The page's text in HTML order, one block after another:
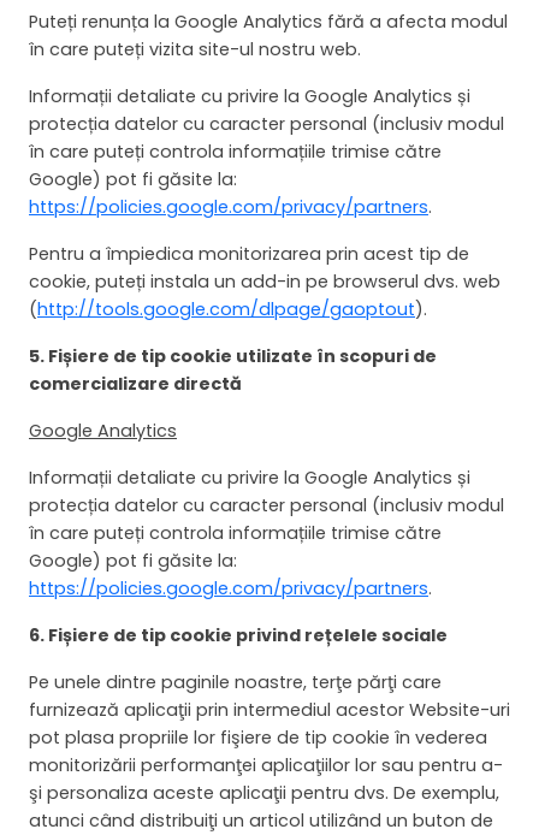
Puteți renunța la Google Analytics fără a afecta modul
în care puteți vizita site-ul nostru web.
Informații detaliate cu privire la Google Analytics și
protecția datelor cu caracter personal (inclusiv modul
în care puteți controla informațiile trimise către
Google) pot fi găsite la:
https://policies.google.com/privacy/partners.
Pentru a împiedica monitorizarea prin acest tip de
cookie, puteți instala un add-in pe browserul dvs. web
(http://tools.google.com/dlpage/gaoptout).
5. Fișiere de tip cookie utilizate în scopuri de
comercializare directă
Google Analytics
Informații detaliate cu privire la Google Analytics și
protecția datelor cu caracter personal (inclusiv modul
în care puteți controla informațiile trimise către
Google) pot fi găsite la:
https://policies.google.com/privacy/partners.
6. Fișiere de tip cookie privind rețelele sociale
Pe unele dintre paginile noastre, terţe părţi care
furnizează aplicaţii prin intermediul acestor Website-uri
pot plasa propriile lor fişiere de tip cookie în vederea
monitorizării performanţei aplicaţiilor lor sau pentru a-
şi personaliza aceste aplicaţii pentru dvs. De exemplu,
atunci când distribuiţi un articol utilizând un buton de